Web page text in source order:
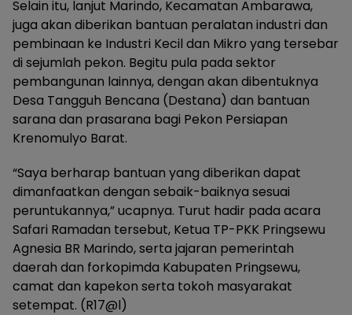
Selain itu, lanjut Marindo, Kecamatan Ambarawa,
juga akan diberikan bantuan peralatan industri dan
pembinaan ke Industri Kecil dan Mikro yang tersebar
di sejumlah pekon. Begitu pula pada sektor
pembangunan lainnya, dengan akan dibentuknya
Desa Tangguh Bencana (Destana) dan bantuan
sarana dan prasarana bagi Pekon Persiapan
Krenomulyo Barat.
“Saya berharap bantuan yang diberikan dapat
dimanfaatkan dengan sebaik-baiknya sesuai
peruntukannya,” ucapnya. Turut hadir pada acara
Safari Ramadan tersebut, Ketua TP-PKK Pringsewu
Agnesia BR Marindo, serta jajaran pemerintah
daerah dan forkopimda Kabupaten Pringsewu,
camat dan kapekon serta tokoh masyarakat
setempat. (R17@l)